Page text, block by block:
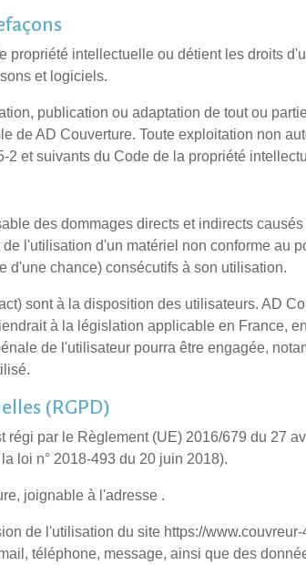
propriété intellectuelle ou détient les droits
et logiciels.
publication ou adaptation de tout ou
de AD Couverture. Toute exploitation non
2 et suivants du Code de la propriété
des dommages directs et indirects
l'utilisation d'un matériel non conforme
d'une chance) consécutifs à son utilisation.
sont à la disposition des utilisateurs. AD
à la législation applicable en France,
de l'utilisateur pourra être engagée,
(RGPD)
régi par le Règlement (UE) 2016/679 du 27
loi n° 2018-493 du 20 juin 2018).
joignable à l'adresse .
de l'utilisation du site https://
téléphone, message, ainsi que des